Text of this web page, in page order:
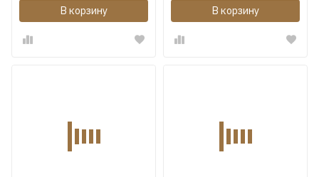
В корзину В корзину